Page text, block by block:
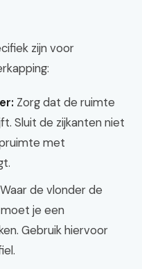
zijn voor
Zorg dat de ruimte
Sluit de zijkanten niet
met
Waar de vlonder de
je een
Gebruik hiervoor